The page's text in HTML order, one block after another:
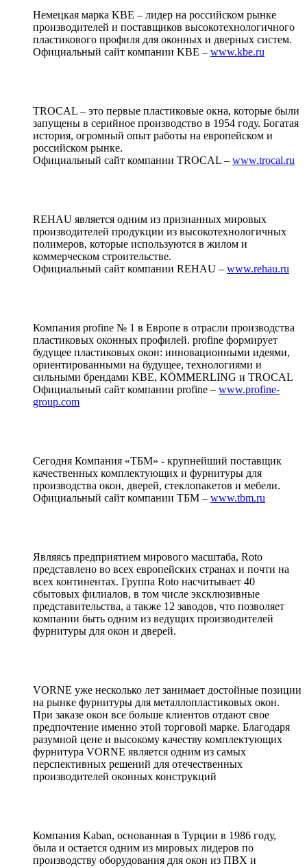
Немецкая марка KBE – лидер на российском рынке
производителей и поставщиков высокотехнологичного
пластикового профиля для оконных и дверных систем.
Официальный сайт компании KBE – www.kbe.ru
TROCAL – это первые пластиковые окна, которые были
запущены в серийное производство в 1954 году. Богатая
история, огромный опыт работы на европейском и
российском рынке.
Официальный сайт компании TROCAL – www.trocal.ru
REHAU является одним из признанных мировых
производителей продукции из высокотехнологичных
полимеров, которые используются в жилом и
коммерческом строительстве.
Официальный сайт компании REHAU – www.rehau.ru
Компания profine № 1 в Европе в отрасли производства
пластиковых оконных профилей. profine формирует
будущее пластиковых окон: инновационными идеями,
ориентированными на будущее, технологиями и
сильными брендами KBE, KÖMMERLING и TROCAL
Официальный сайт компании profine – www.profine-
group.com
Сегодня Компания «ТБМ» - крупнейший поставщик
качественных комплектующих и фурнитуры для
производства окон, дверей, стеклопакетов и мебели.
Официальный сайт компании ТБМ – www.tbm.ru
Являясь предприятием мирового масштаба, Roto
представлено во всех европейских странах и почти на
всех континентах. Группа Roto насчитывает 40
сбытовых филиалов, в том числе эксклюзивные
представительства, а также 12 заводов, что позволяет
компании быть одним из ведущих производителей
фурнитуры для окон и дверей.
VORNE уже несколько лет занимает достойные позиции
на рынке фурнитуры для металлопластиковых окон.
При заказе окон все больше клиентов отдают свое
предпочтение именно этой торговой марке. Благодаря
разумной цене и высокому качеству комплектующих
фурнитура VORNE является одним из самых
перспективных решений для отечественных
производителей оконных конструкций
Компания Kaban, основанная в Турции в 1986 году,
была и остается одним из мировых лидеров по
производству оборудования для окон из ПВХ и